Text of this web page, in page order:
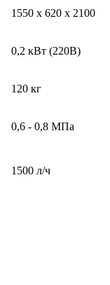
1550 х 620 х 2100
0,2 кВт (220В)
120 кг
0,6 - 0,8 МПа
1500 л/ч